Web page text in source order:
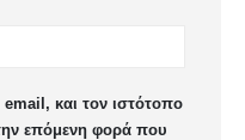
και τον ιστότοπο
επόμενη φορά που